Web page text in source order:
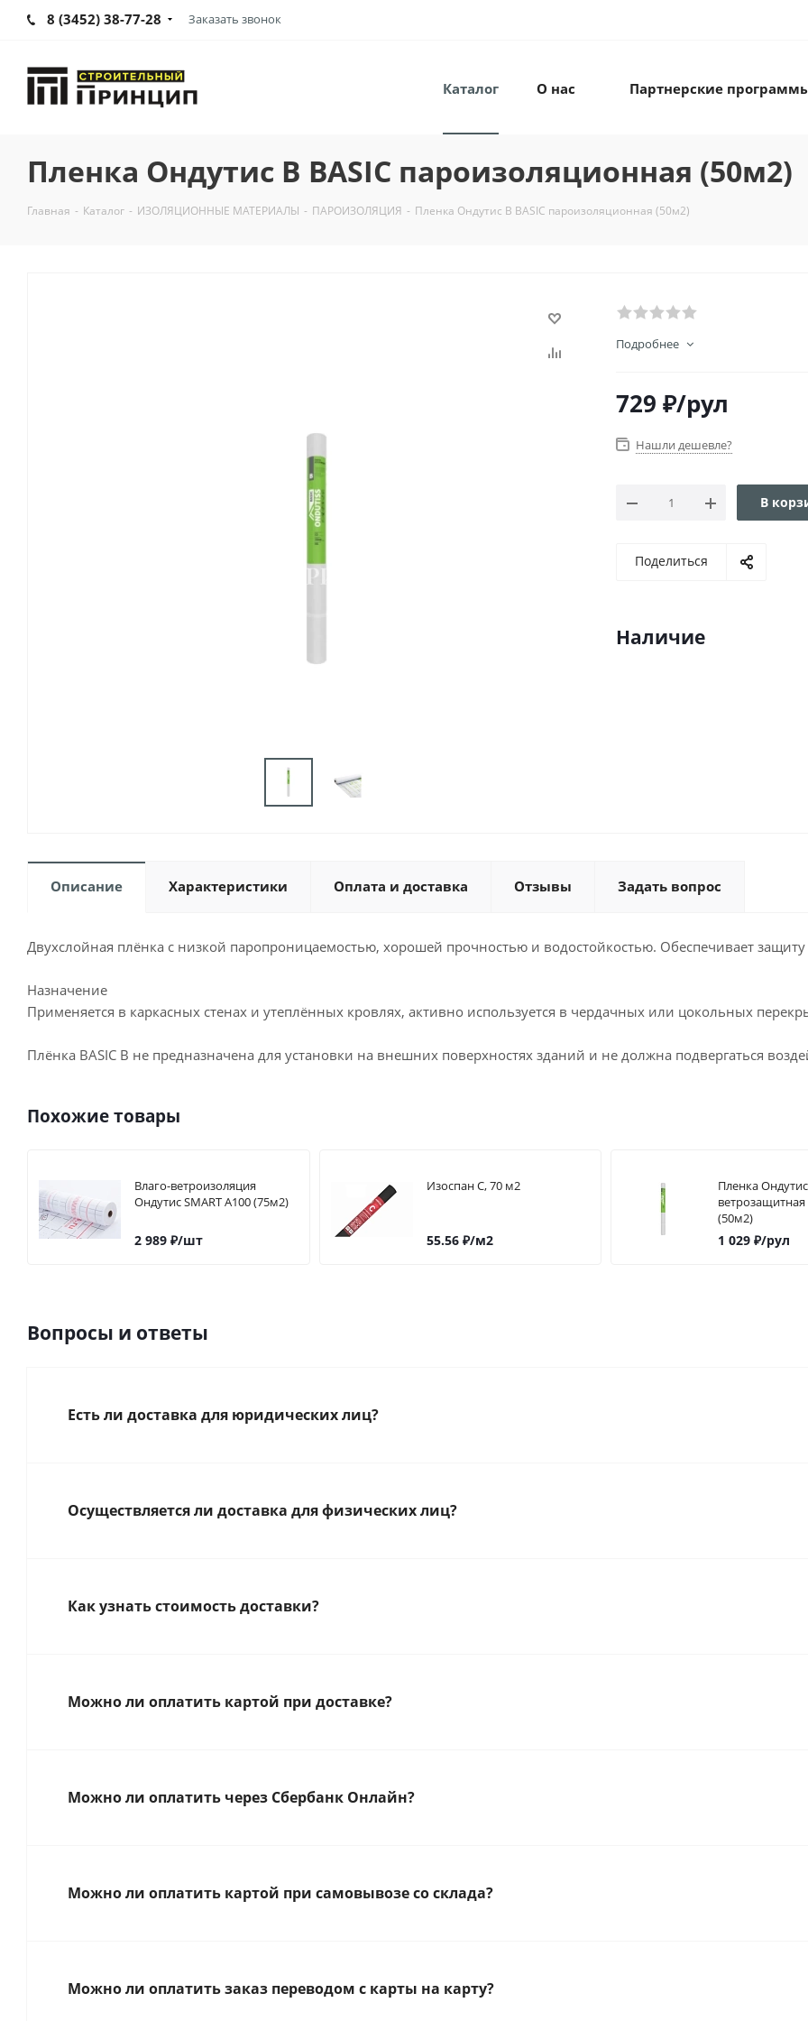
8 (3452) 38-77-28 Заказать звонок
Каталог О нас Партнерские
Пленка Ондутис B BASIC пароизоляционная (50м2)
Главная - Каталог - ИЗОЛЯЦИОННЫЕ МАТЕРИАЛЫ - ПАРОИЗОЛЯЦИЯ - Пленка Ондутис B BASIC пароизоляционная (50м2)
Подробнее
729 ₽/рул
Нашли дешевле?
В
Поделиться
Наличие
Описание Характеристики Оплата и доставка Отзывы Задать вопрос
Двухслойная плёнка с низкой паропроницаемостью, хорошей прочностью и водостойкостью. Обеспечивает
Назначение
Применяется в каркасных стенах и утеплённых кровлях, активно используется в чердачных или цокольных
Плёнка BASIC B не предназначена для установки на внешних поверхностях зданий и не должна подвергаться
Похожие товары
Влаго-ветроизоляция
Ондутис SMART А100 (75м2)
2 989 ₽/шт
Изоспан С, 70 м2
55.56₽/м2
Пленка Ондутис
ветрозащитная
(50м2)
1 029 ₽/рул
Вопросы и ответы
Есть ли доставка для юридических лиц?
Осуществляется ли доставка для физических лиц?
Как узнать стоимость доставки?
Можно ли оплатить картой при доставке?
Можно ли оплатить через Сбербанк Онлайн?
Можно ли оплатить картой при самовывозе со склада?
Можно ли оплатить заказ переводом с карты на карту?